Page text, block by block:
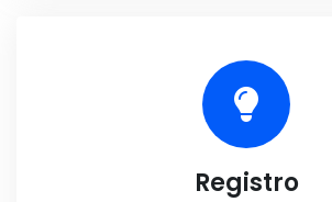
Registro